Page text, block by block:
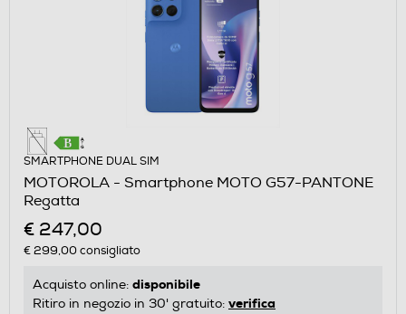
SMARTPHONE DUAL SIM
MOTOROLA - Smartphone MOTO G57-PANTONE
Regatta
€ 247,00
€ 299,00consigliato
Acquisto online: disponibile
Ritiro in negozio in 30' gratuito: verifica